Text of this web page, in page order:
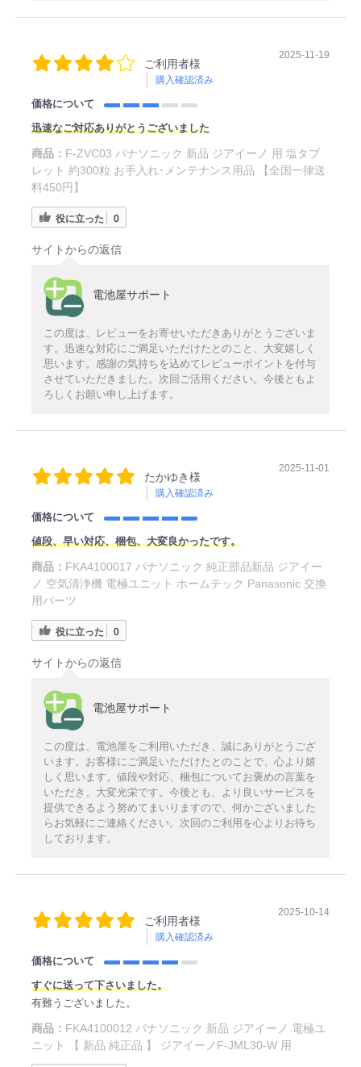
ご利用者様
購入確認済み
2025-11-19
価格について
迅速なご対応ありがとうございました
商品： F-ZVC03 パナソニック 新品 ジアイーノ 用 塩タブ
レット 約300粒 お手入れ･メンテナンス用品 【全国一律送
料450円】
役に立った 0
サイトからの返信
電池屋サポート
この度は、レビューをお寄せいただきありがとうございま
す。迅速な対応にご満足いただけたとのこと、大変嬉しく
思います。感謝の気持ちを込めてレビューポイントを付与
させていただきました。次回ご活用ください。今後ともよ
ろしくお願い申し上げます。
たかゆき様
購入確認済み
2025-11-01
価格について
値段、早い対応、梱包、大変良かったです。
商品： FKA4100017 パナソニック 純正部品新品 ジアイー
ノ 空気清浄機 電極ユニット ホームテック Panasonic 交換
用パーツ
役に立った 0
サイトからの返信
電池屋サポート
この度は、電池屋をご利用いただき、誠にありがとうござ
います。お客様にご満足いただけたとのことで、心より嬉
しく思います。値段や対応、梱包についてお褒めの言葉を
いただき、大変光栄です。今後とも、より良いサービスを
提供できるよう努めてまいりますので、何かございました
らお気軽にご連絡ください。次回のご利用を心よりお待ち
しております。
ご利用者様
購入確認済み
2025-10-14
価格について
すぐに送って下さいました。
有難うございました。
商品： FKA4100012 パナソニック 新品 ジアイーノ 電極ユ
ニット 【 新品 純正品 】 ジアイーノF-JML30-W 用